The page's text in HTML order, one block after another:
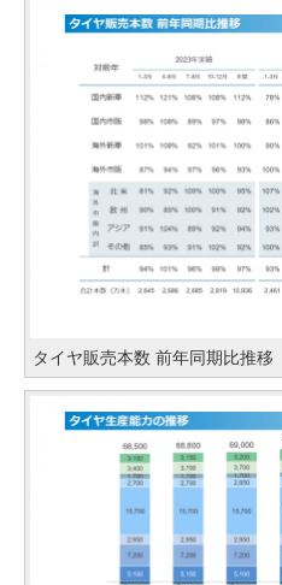
タイヤ販売本数 前年同期比推移